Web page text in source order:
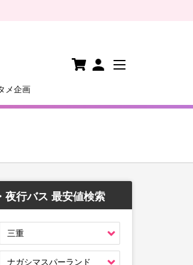
メ企画
夜行バス 最安値検索